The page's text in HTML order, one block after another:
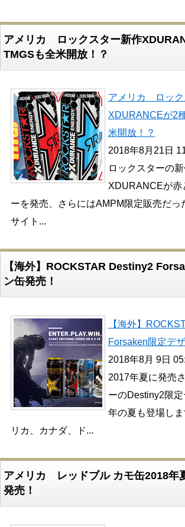
アメリカ ロックスター新作
TMGSも全米開放！？
アメリカ ロック
XDURANCEが2
米開放！？
2018年8月21日
ロックスターの新
XDURANCEが赤
ーを発売、さらにはAMPM限定販売だっ
サイト...
【海外】ROCKSTAR Destiny2
ン缶発売！
【海外】
Forsaken限定デ
2018年8月 9日
2017年夏に発売
ーのDestiny2限
年の夏も登場し
リカ、カナダ、ド...
アメリカ レッドブル カモ缶2018年
発売！